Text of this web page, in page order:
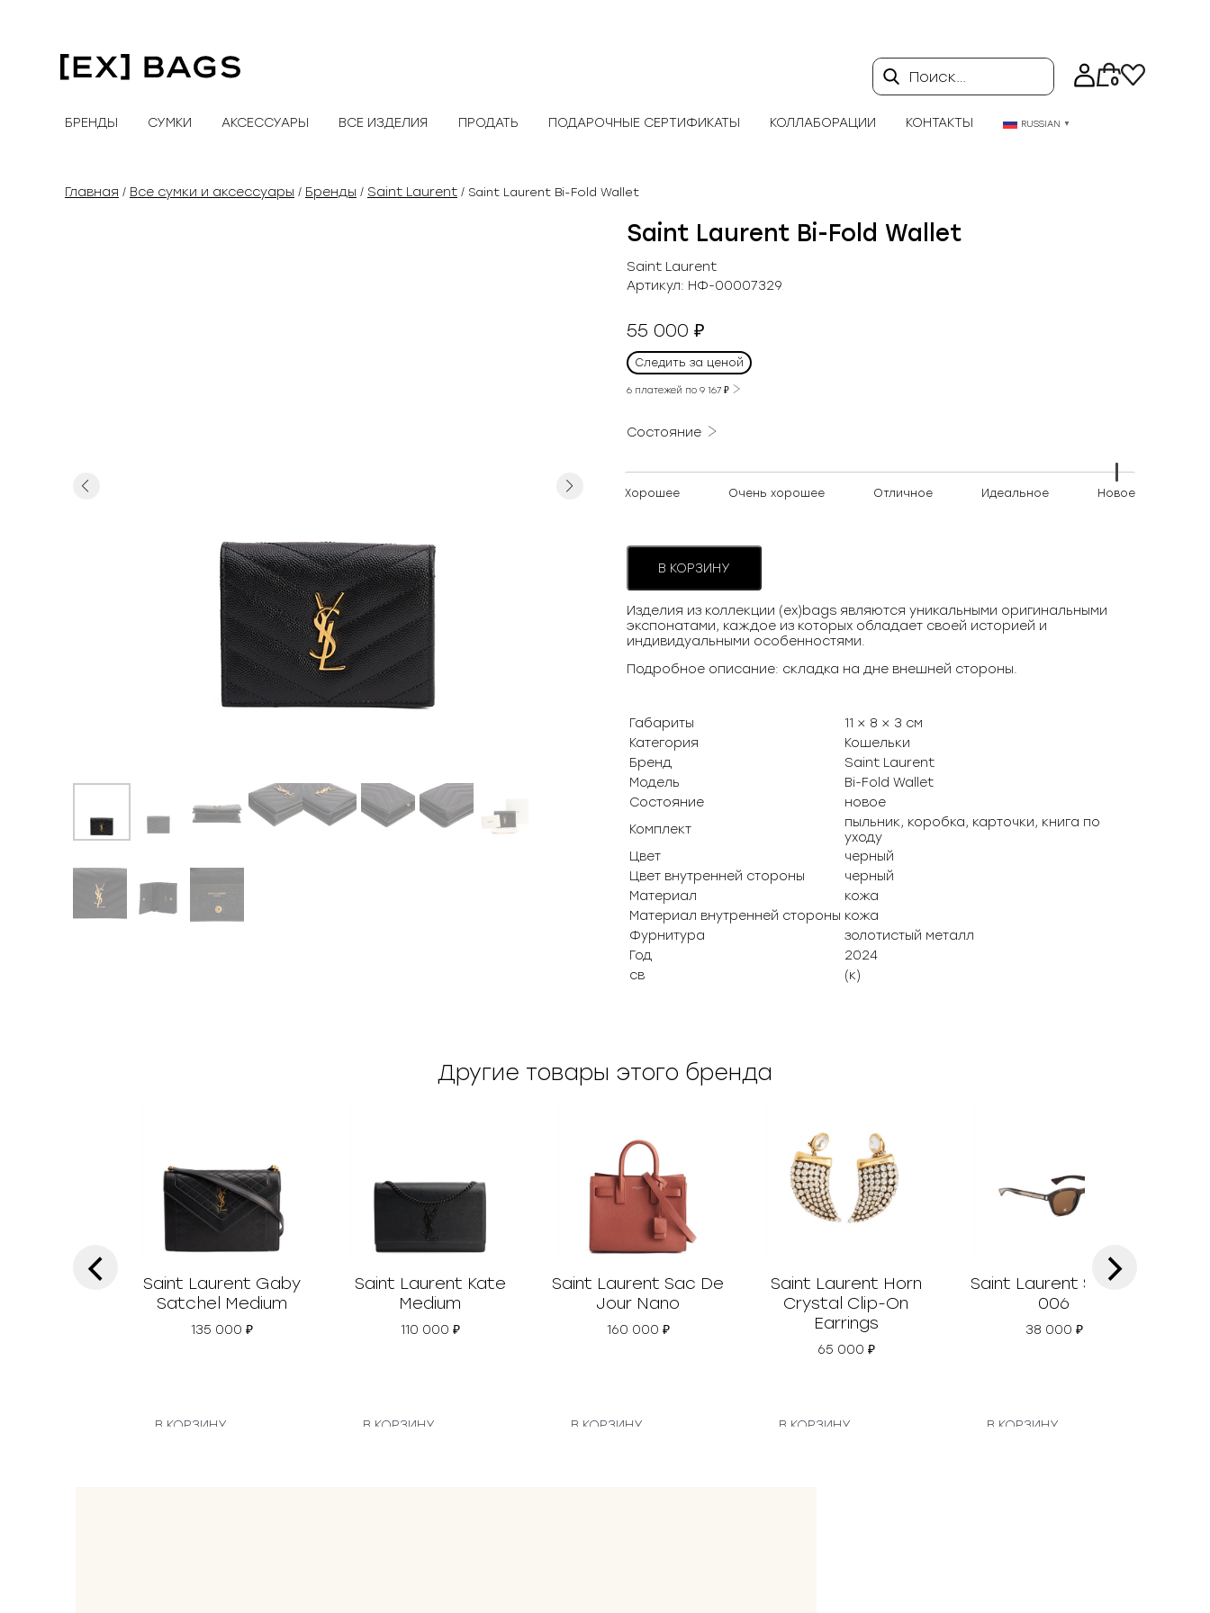
содержимому
Поиск… 0
БРЕНДЫ СУМКИ АКСЕССУАРЫ ВСЕ ИЗДЕЛИЯ ПРОДАТЬ ПОДАРОЧНЫЕ СЕРТИФИКАТЫ КОЛЛАБОРАЦИИ КОНТАКТЫ RUSSIAN ▼
Главная / Все сумки и аксессуары / Бренды / Saint Laurent / Saint Laurent Bi-Fold Wallet
Previous Next
Saint Laurent Bi-Fold Wallet
Saint Laurent
Артикул: НФ-00007329
55 000 ₽
Следить за ценой
6 платежей по 9 167 ₽
Состояние
Хорошее Очень хорошее Отличное Идеальное Новое
В КОРЗИНУ
Изделия из коллекции (ex)bags являются уникальными оригинальными
экспонатами, каждое из которых обладает своей историей и
индивидуальными особенностями.
Подробное описание: складка на дне внешней стороны.
Габариты
11 × 8 × 3 см
Категория
Кошельки
Бренд
Saint Laurent
Модель
Bi-Fold Wallet
Состояние
новое
Комплект
пыльник, коробка, карточки, книга по
уходу
Цвет
черный
Цвет внутренней стороны
черный
Материал
кожа
Материал внутренней стороны кожа
Фурнитура
золотистый металл
Год
2024
св
(к)
Другие товары этого бренда
Saint Laurent Gaby
Satchel Medium
135 000₽
В КОРЗИНУ
Saint Laurent Kate
Medium
110 000 ₽
В КОРЗИНУ
Saint Laurent Sac De
Jour Nano
160 000 ₽
В КОРЗИНУ
Saint Laurent Horn
Crystal Clip-On
Earrings
65 000 ₽
В КОРЗИНУ
Saint Laurent SL 880
006
38 000 ₽
В КОРЗИНУ
‹ ›